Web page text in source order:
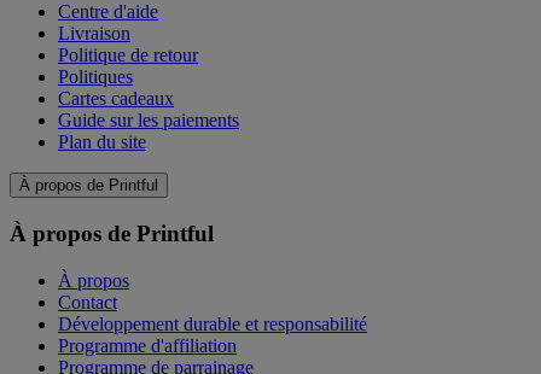
Centre d'aide
Livraison
Politique de retour
Politiques
Cartes cadeaux
Guide sur les paiements
Plan du site
À propos de Printful
À propos de Printful
À propos
Contact
Développement durable et responsabilité
Programme d'affiliation
Programme de parrainage